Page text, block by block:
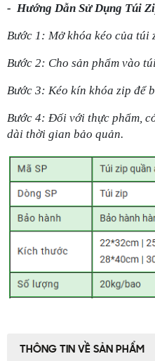
- Hướng Dẫn Sử Dụng Túi
Bước 1: Mở khóa kéo của túi
Bước 2: Cho sản phẩm vào
Bước 3: Kéo kín khóa zip để
Bước 4: Đối với thực phẩm,
dài thời gian bảo quản.
THÔNG TIN VỀ SẢN PHẨM